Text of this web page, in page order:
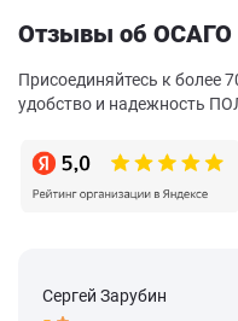
Отзывы об ОСАГО
Присоединяйтесь к более
удобство и надежность
Сергей Зарубин